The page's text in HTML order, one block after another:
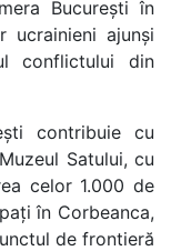
București în
ucrainieni ajunși
conflictului din
contribuie cu
Satului, cu
celor 1.000 de
în Corbeanca,
de frontieră